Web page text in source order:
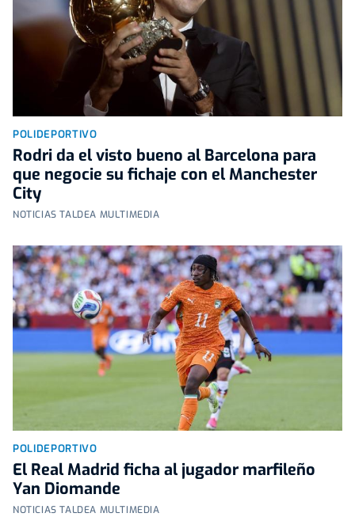
POLIDEPORTIVO
Rodri da el visto bueno al Barcelona para
que negocie su fichaje con el Manchester
City
NOTICIAS TALDEA MULTIMEDIA
POLIDEPORTIVO
El Real Madrid ficha al jugador marfileño
Yan Diomande
NOTICIAS TALDEA MULTIMEDIA